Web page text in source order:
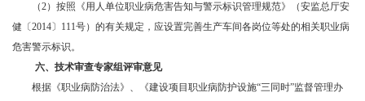
（2）按照《用人单位职业病危害告知与警示标识管理规范》（安监总厅安
健〔2014〕111号）的有关规定，应设置完善生产车间各岗位等处的相关职业病
危害警示标识。
六、 技术审查专家组评审意见
根据《职业病防治法》、《建设项目职业病防护设施“三同时”监督管理办